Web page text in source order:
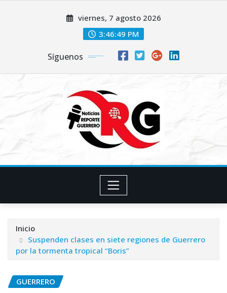
viernes, 7 agosto 2026
3:46:50 PM
Síguenos
Inicio
Suspenden clases en siete regiones de Guerrero
por la tormenta tropical “Boris”
GUERRERO